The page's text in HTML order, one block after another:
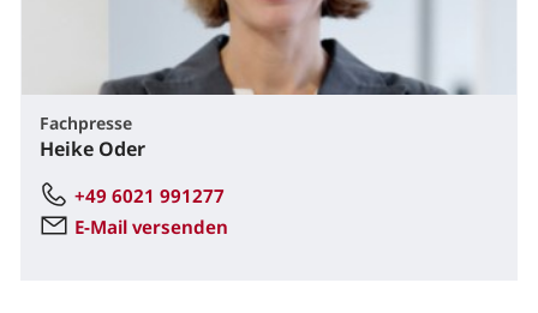
Fachpresse
Heike Oder
+49 6021 991277
E-Mail versenden